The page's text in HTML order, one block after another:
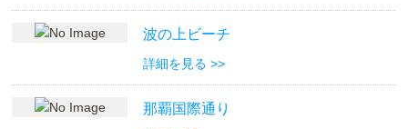
波の上ビーチ
詳細を見る >>
那覇国際通り